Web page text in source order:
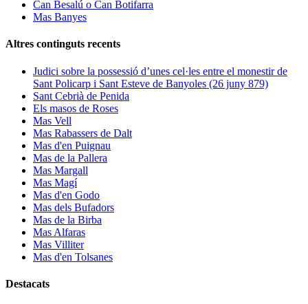
Can Besalú o Can Botifarra
Mas Banyes
Altres continguts recents
Judici sobre la possessió d’unes cel·les entre el monestir de
Sant Policarp i Sant Esteve de Banyoles (26 juny 879)
Sant Cebrià de Penida
Els masos de Roses
Mas Vell
Mas Rabassers de Dalt
Mas d'en Puignau
Mas de la Pallera
Mas Margall
Mas Magí
Mas d'en Godo
Mas dels Bufadors
Mas de la Birba
Mas Alfaras
Mas Villiter
Mas d'en Tolsanes
Destacats